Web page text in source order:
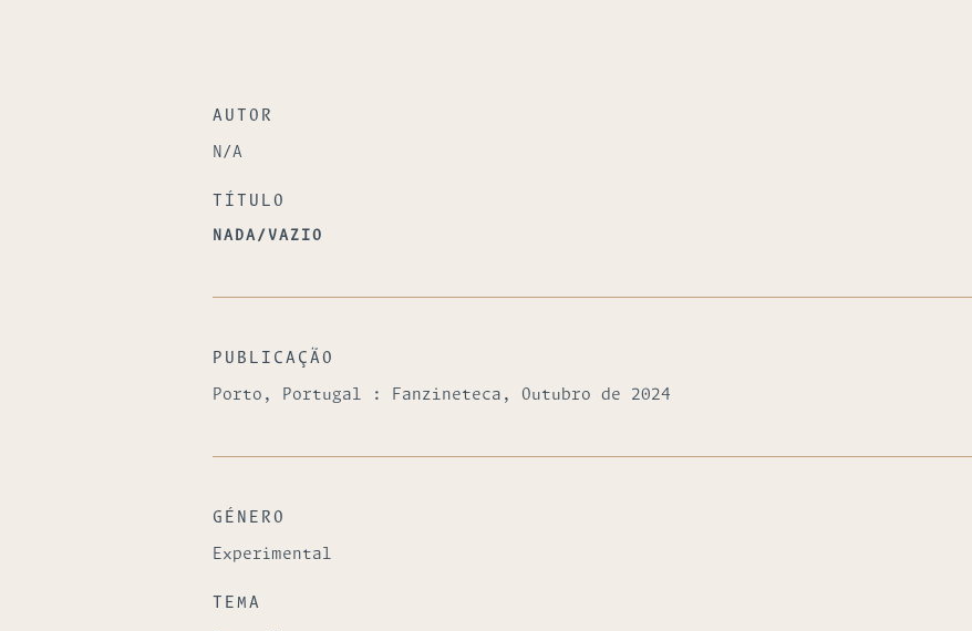
AUTOR
N/A
TÍTULO
NADA/VAZIO
PUBLICAÇÃO
Porto, Portugal : Fanzineteca, Outubro de 2024
GÉNERO
Experimental
TEMA